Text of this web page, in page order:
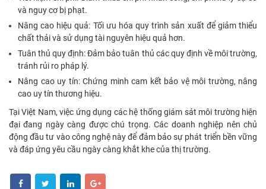
và nguy cơ bị phạt.
Nâng cao hiệu quả: Tối ưu hóa quy trình sản xuất để giảm thiểu
chất thải và sử dụng tài nguyên hiệu quả hơn.
Tuân thủ quy định: Đảm bảo tuân thủ các quy định về môi trường,
tránh rủi ro pháp lý.
Nâng cao uy tín: Chứng minh cam kết bảo vệ môi trường, nâng
cao uy tín thương hiệu.
Tại Việt Nam, việc ứng dụng các hệ thống giám sát môi trường hiện
đại đang ngày càng được chú trọng. Các doanh nghiệp nên chủ
động đầu tư vào công nghệ này để đảm bảo sự phát triển bền vững
và đáp ứng yêu cầu ngày càng khắt khe của thị trường.